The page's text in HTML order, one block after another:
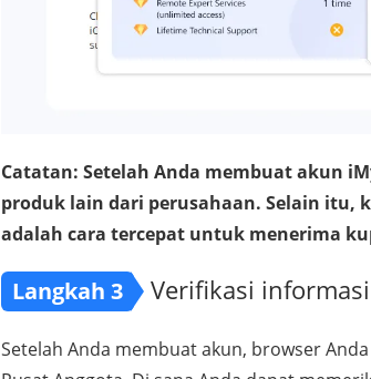
Catatan: Setelah Anda membuat akun
produk lain dari perusahaan. Selain
adalah cara tercepat untuk menerima
Langkah 3 Verifikasi
Setelah Anda membuat akun, browser